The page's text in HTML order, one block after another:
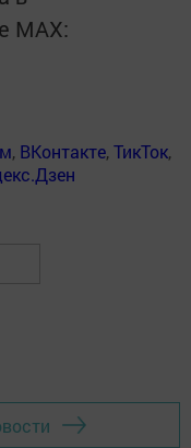
MАХ:
, ВКонтакте,ТикТок,